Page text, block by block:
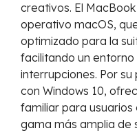
creativos. El
operativo macOS,
optimizado para la
facilitando un
interrupciones. Por su
con Windows 10,
familiar para usuarios
gama más amplia de